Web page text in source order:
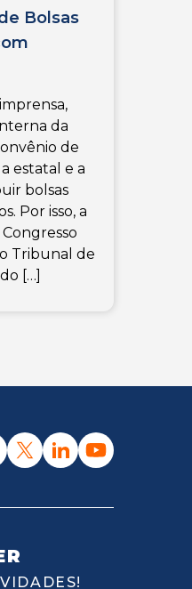
Bolsas
da
de
estatal e a
bolsas
Por isso, a
Tribunal de
[…]